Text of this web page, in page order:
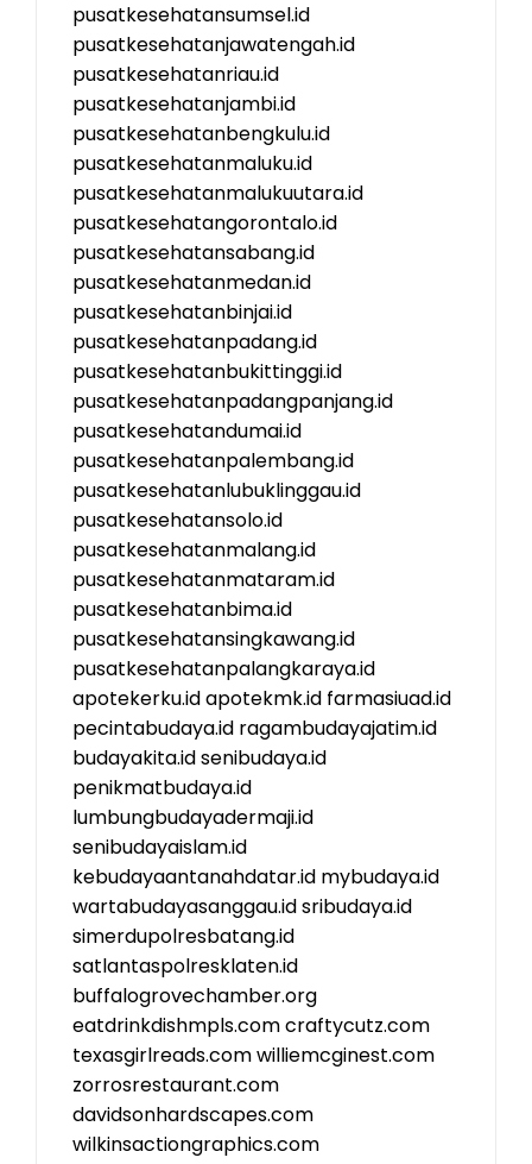
pusatkesehatansumsel.id
pusatkesehatanjawatengah.id
pusatkesehatanriau.id
pusatkesehatanjambi.id
pusatkesehatanbengkulu.id
pusatkesehatanmaluku.id
pusatkesehatanmalukuutara.id
pusatkesehatangorontalo.id
pusatkesehatansabang.id
pusatkesehatanmedan.id
pusatkesehatanbinjai.id
pusatkesehatanpadang.id
pusatkesehatanbukittinggi.id
pusatkesehatanpadangpanjang.id
pusatkesehatandumai.id
pusatkesehatanpalembang.id
pusatkesehatanlubuklinggau.id
pusatkesehatansolo.id
pusatkesehatanmalang.id
pusatkesehatanmataram.id
pusatkesehatanbima.id
pusatkesehatansingkawang.id
pusatkesehatanpalangkaraya.id
apotekerku.idapotekmk.id farmasiuad.id
pecintabudaya.id ragambudayajatim.id
budayakita.idsenibudaya.id
penikmatbudaya.id
lumbungbudayadermaji.id
senibudayaislam.id
kebudayaantanahdatar.id mybudaya.id
wartabudayasanggau.idsribudaya.id
simerdupolresbatang.id
satlantaspolresklaten.id
buffalogrovechamber.org
eatdrinkdishmpls.comcraftycutz.com
texasgirlreads.comwilliemcginest.com
zorrosrestaurant.com
davidsonhardscapes.com
wilkinsactiongraphics.com